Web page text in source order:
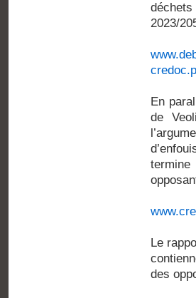
2023/
En
de
Le
des